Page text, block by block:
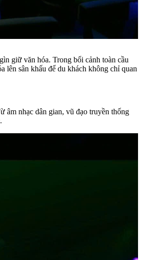
giữ văn hóa. Trong bối cảnh toàn cầu
lên sân khấu để du khách không chỉ quan
âm nhạc dân gian, vũ đạo truyền thống